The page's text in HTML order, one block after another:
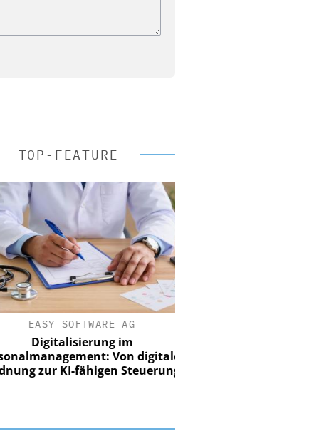
TOP-FEATURE
EASY SOFTWARE AG
Digitalisierung im
Von digitaler
zur KI-fähigen Steuerung